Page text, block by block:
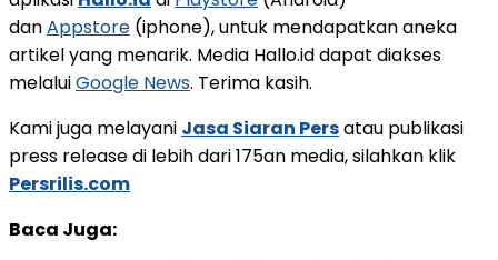
danAppstore (iphone), untuk mendapatkan aneka
artikel yang menarik. Media Hallo.id dapat diakses
melaluiGoogle News. Terima kasih.
Kami juga melayani Jasa Siaran Persatau publikasi
press release di lebih dari 175an media, silahkan klik
Persrilis.com
Baca Juga: